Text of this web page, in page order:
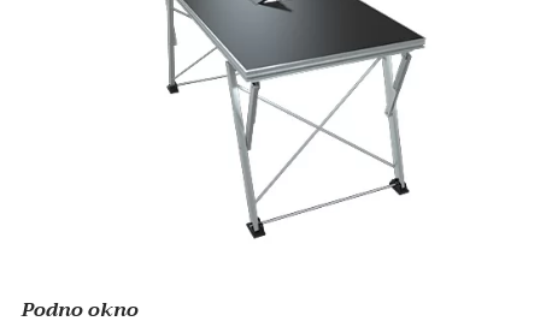
Podno okno